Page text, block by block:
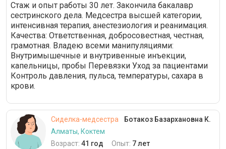
Стаж и опыт работы 30 лет. Закончила бакалавр
сестринского дела. Медсестра высшей категории,
интенсивная терапия, анестезиология и реанимация.
Качества: Ответственная, добросовестная, честная,
грамотная. Владею всеми манипуляциями:
Внутримышечные и внутривенные инъекции,
капельницы, пробы Перевязки Уход за пациентами
Контроль давления, пульса, температуры, сахара в
крови.
Сиделка-медсестра
Ботакоз Базархановна К.
Алматы, Коктем
Возраст: 41 год Опыт: 7 лет